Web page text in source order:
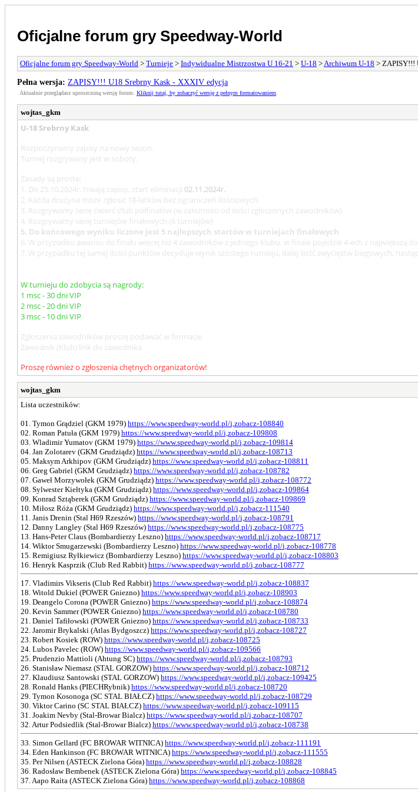
Oficjalne forum gry Speedway-World
Oficjalne forum gry Speedway-World > Turnieje > Indywidualne Mistrzostwa U 16-21 > U-18 > Archiwum U-18 > ZAPISY!!!
Pełna wersja: ZAPISY!!! U18 Srebrny Kask - XXXIV edycja
Aktualnie przeglądasz uproszczoną wersję forum. Kliknij tutaj, by zobaczyć wersję z pełnym formatowaniem
wojtas_gkm
U-18 Srebrny Kask
Rozpoczynamy zapisy na nowy sezon.
Turniej rozgrywany jest w soboty.
Zasady są proste:
1. Do 25.10.2024r. trwają zapisy, start eliminacji 02.11.2024r.
2. Każda drużyna może zgłosić 18-latków bez ograniczeń ilościowych.
3. Rozgrywamy serię ćwierć i/lub półfinałów (w zależności od ilości zgłoszonych zawodników)
4. Rozgrywamy serię turniejów finałowych (6 turniejów)
5. Do końcowego wyniku liczone jest 5 najlepszych startów w turniejach finałowych
6. W przypadku awansu do finału więcej niż 4 zawodników z jednego klubu, w finale pojedzie 4-ech z największą
7. W przypadku tej samej ilości punktów decyduje wynik szóstego turnieju, dalej ilość zwycięstw biegowych,
W turnieju do zdobycia są nagrody:
1 msc - 30 dni VIP
2 msc - 20 dni VIP
3 msc - 10 dni VIP
Zgłoszenia zawodników proszę podawać w formacie
Zawodnik (Klub) link do zawodnika
Proszę również o zgłoszenia chętnych organizatorów!
wojtas_gkm
Lista uczestników:
01. Tymon Grądziel (GKM 1979) https://www.speedway-world.pl/i,zobacz-108840
02. Roman Patuła (GKM 1979) https://www.speedway-world.pl/i,zobacz-109808
03. Wladimir Yumatov (GKM 1979) https://www.speedway-world.pl/i,zobacz-109814
04. Jan Zolotarev (GKM Grudziądz) https://www.speedway-world.pl/i,zobacz-108713
05. Maksym Arkhipov (GKM Grudziądz) https://www.speedway-world.pl/i,zobacz-108811
06. Greg Gabriel (GKM Grudziądz) https://www.speedway-world.pl/i,zobacz-108782
07. Gaweł Morzywołek (GKM Grudziądz) https://www.speedway-world.pl/i,zobacz-108772
08. Sylwester Kiełtyka (GKM Grudziądz) https://www.speedway-world.pl/i,zobacz-109864
09. Konrad Sztąberek (GKM Grudziądz) https://www.speedway-world.pl/i,zobacz-109869
10. Miłosz Róża (GKM Grudziądz) https://www.speedway-world.pl/i,zobacz-111540
11. Janis Drenin (Stal H69 Rzeszów) https://www.speedway-world.pl/i,zobacz-108791
12. Danny Langley (Stal H69 Rzeszów) https://www.speedway-world.pl/i,zobacz-108775
13. Hans-Peter Claus (Bombardierzy Leszno) https://www.speedway-world.pl/i,zobacz-108717
14. Wiktor Smugarzewski (Bombardierzy Leszno) https://www.speedway-world.pl/i,zobacz-108778
15. Remigiusz Ryłkiewicz (Bombardierzy Leszno) https://www.speedway-world.pl/i,zobacz-108803
16. Henryk Kasprzik (Club Red Rabbit) https://www.speedway-world.pl/i,zobacz-108777
17. Vladimirs Vikseris (Club Red Rabbit) https://www.speedway-world.pl/i,zobacz-108837
18. Witold Dukiel (POWER Gniezno) https://www.speedway-world.pl/i,zobacz-108903
19. Deangelo Corona (POWER Gniezno) https://www.speedway-world.pl/i,zobacz-108874
20. Kevin Sammer (POWER Gniezno) https://www.speedway-world.pl/i,zobacz-108780
21. Daniel Tafiłowski (POWER Gniezno) https://www.speedway-world.pl/i,zobacz-108733
22. Jaromir Brykalski (Atlas Bydgoszcz) https://www.speedway-world.pl/i,zobacz-108727
23. Robert Kosiek (ROW) https://www.speedway-world.pl/i,zobacz-108725
24. Lubos Pavelec (ROW) https://www.speedway-world.pl/i,zobacz-109566
25. Prudenzio Mattioli (Ahtung SC) https://www.speedway-world.pl/i,zobacz-108793
26. Stanisław Niemasz (STAL GORZOW) https://www.speedway-world.pl/i,zobacz-108712
27. Klaudiusz Santowski (STAL GORZOW) https://www.speedway-world.pl/i,zobacz-109425
28. Ronald Hanks (PIECHRybnik) https://www.speedway-world.pl/i,zobacz-108720
29. Tymon Kosonoga (SC STAL BIAŁCZ) https://www.speedway-world.pl/i,zobacz-108729
30. Viktor Carino (SC STAL BIAŁCZ) https://www.speedway-world.pl/i,zobacz-109115
31. Joakim Nevby (Stal-Browar Bialcz) https://www.speedway-world.pl/i,zobacz-108707
32. Artur Podsiedlik (Stal-Browar Bialcz) https://www.speedway-world.pl/i,zobacz-108738
33. Simon Gellard (FC BROWAR WITNICA) https://www.speedway-world.pl/i,zobacz-111191
34. Eden Hankinson (FC BROWAR WITNICA) https://www.speedway-world.pl/i,zobacz-111555
35. Per Nilsen (ASTECK Zielona Góra) https://www.speedway-world.pl/i,zobacz-108828
36. Radosław Bembenek (ASTECK Zielona Góra) https://www.speedway-world.pl/i,zobacz-108845
37. Aapo Raita (ASTECK Zielona Góra) https://www.speedway-world.pl/i,zobacz-108868